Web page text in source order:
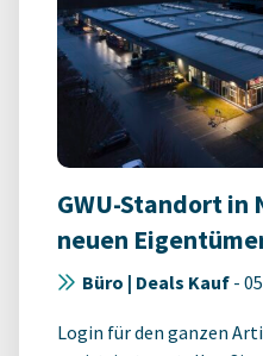
GWU-Standort in
neuen
Büro | Deals Kauf -
Login für den ganzen